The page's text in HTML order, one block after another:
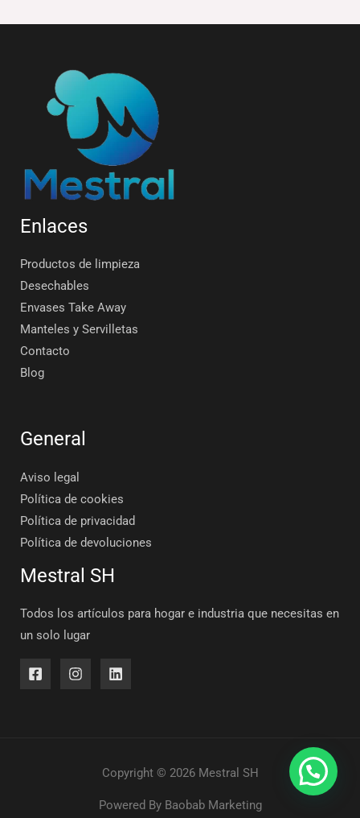
Enlaces
Productos de limpieza
Desechables
Envases Take Away
Manteles y Servilletas
Contacto
Blog
General
Aviso legal
Política de cookies
Política de privacidad
Política de devoluciones
Mestral SH
Todos los artículos para hogar e industria que necesitas en
un solo lugar
Copyright © 2026 Mestral SH
Powered By Baobab Marketing